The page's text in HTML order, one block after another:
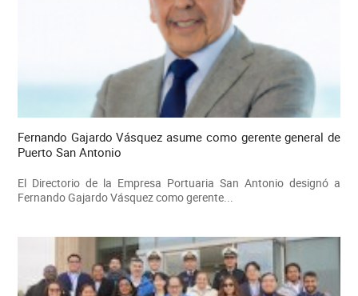
Fernando Gajardo Vásquez asume como gerente general de
Puerto San Antonio
El Directorio de la Empresa Portuaria San Antonio designó a
Fernando Gajardo Vásquez como gerente...